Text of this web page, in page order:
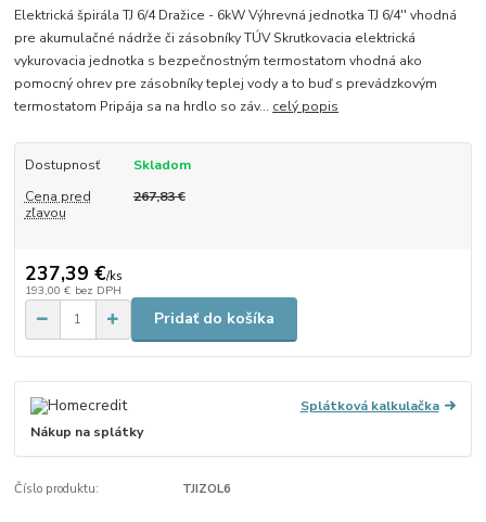
Elektrická špirála TJ 6/4 Dražice - 6kW Výhrevná jednotka TJ 6/4'' vhodná
pre akumulačné nádrže či zásobníky TÚV Skrutkovacia elektrická
vykurovacia jednotka s bezpečnostným termostatom vhodná ako
pomocný ohrev pre zásobníky teplej vody a to buď s prevádzkovým
termostatom Pripája sa na hrdlo so záv... celý popis
Dostupnosť
Skladom
Cena pred
zľavou
267,83 €
237,39 €/ks
193,00 € bez DPH
Pridať do košíka
Splátková kalkulačka
Nákup na splátky
Číslo produktu: TJIZOL6